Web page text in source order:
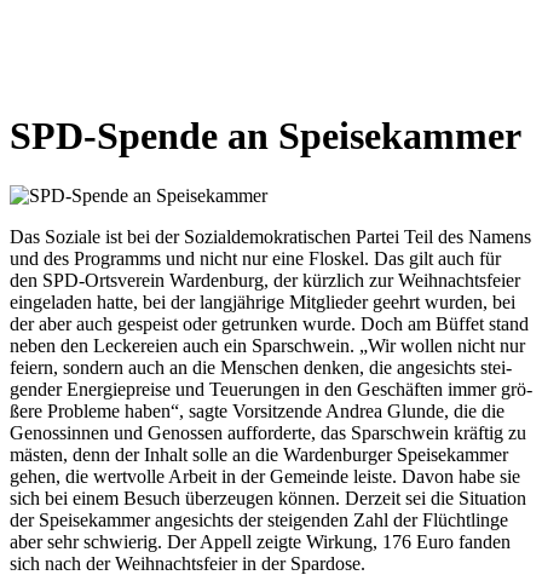
SPD-Spen­de an Spei­se­kam­mer
Das Sozia­le ist bei der Sozi­al­de­mo­kra­ti­schen Par­tei Teil des Namens
und des Pro­gramms und nicht nur eine Flos­kel. Das gilt auch für
den SPD-Orts­ver­ein War­den­burg, der kürz­lich zur Weih­nachts­fei­er
ein­ge­la­den hat­te, bei der lang­jäh­ri­ge Mit­glie­der geehrt wur­den, bei
der aber auch gespeist oder getrun­ken wur­de. Doch am Büf­fet stand
neben den Lecke­rei­en auch ein Spar­schwein. „Wir wol­len nicht nur
fei­ern, son­dern auch an die Men­schen den­ken, die ange­sichts stei­
gen­der Ener­gie­prei­se und Teue­run­gen in den Geschäf­ten immer grö­
ße­re Pro­ble­me haben“, sag­te Vor­sit­zen­de Andrea Glun­de, die die
Genos­sin­nen und Genos­sen auf­for­der­te, das Spar­schwein kräf­tig zu
mäs­ten, denn der Inhalt sol­le an die War­den­bur­ger Spei­se­kam­mer
gehen, die wert­vol­le Arbeit in der Gemein­de leis­te. Davon habe sie
sich bei einem Besuch über­zeu­gen kön­nen. Der­zeit sei die Situa­ti­on
der Spei­se­kam­mer ange­sichts der stei­gen­den Zahl der Flücht­lin­ge
aber sehr schwie­rig. Der Appell zeig­te Wir­kung, 176 Euro fan­den
sich nach der Weih­nachts­fei­er in der Spar­do­se.